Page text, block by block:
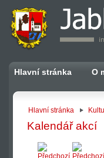
Hlavní stránka O
Hlavní stránka
Kalendář akcí